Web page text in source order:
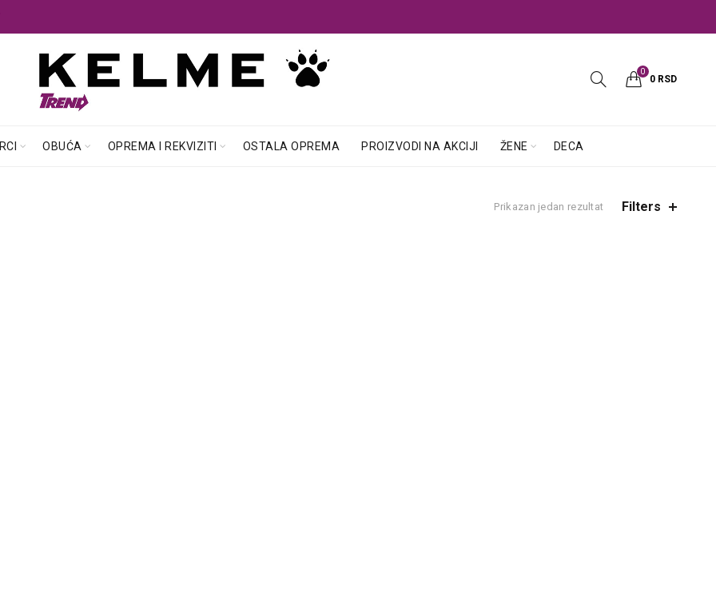
0
0 RSD
OBUĆA OPREMA I REKVIZITI OSTALA OPREMA PROIZVODI NA AKCIJI ŽENE DECA
Prikazan jedan rezultat Filters